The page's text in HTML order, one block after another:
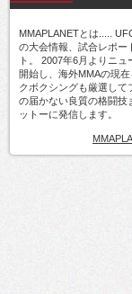
MMAPLANETとは.....
の大会情報、試合レポー
ト。 2007年6月よりニ
開始し、海外MMAの現
クボクシングも厳選して
の届かない良質の格闘技
ットーに発信します。